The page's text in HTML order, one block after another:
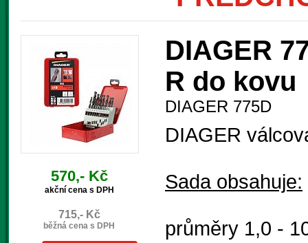
570,- Kč
akční cena s DPH
715,- Kč
běžná cena s DPH
DIAGER
R do kovu
DIAGER 775D
DIAGER
Sada obsahuje:
průměry 1,0 -